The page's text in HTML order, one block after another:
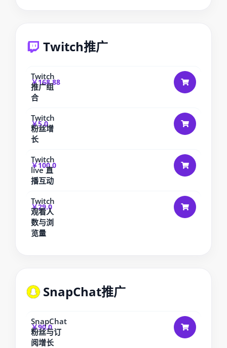
Twitch推广
Twitch
推广组
合
￥168.88
Twitch
粉丝增
长
￥5.0
Twitch
live 直
播互动
￥100.0
Twitch
观看人
数与浏
览量
￥29.0
SnapChat推广
SnapChat
粉丝与订
阅增长
￥90.0